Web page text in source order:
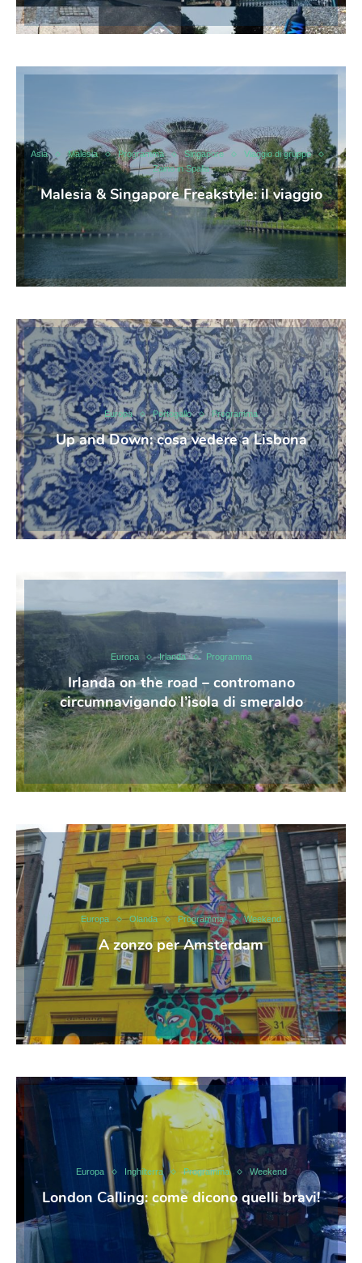
Asia Malesia Programma Singapore
Viaggio di gruppo
Zaino in Spalla
Malesia & Singapore Freakstyle: il viaggio
Europa Portogallo Programma
Up and Down: cosa vedere a Lisbona
Europa Irlanda Programma
Irlanda on the road – contromano
circumnavigando l’isola di smeraldo
Europa Olanda Programma Weekend
A zonzo per Amsterdam
Europa Inghilterra Programma Weekend
London Calling: come dicono quelli bravi!